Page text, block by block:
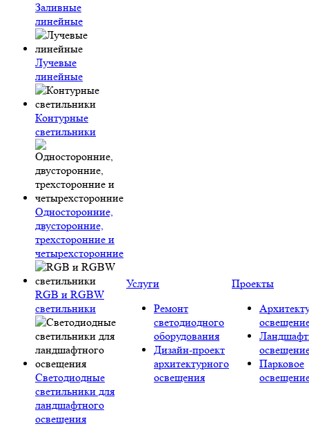
Заливные
линейные
Лучевые
линейные
Контурные
светильники
Односторонние,
двусторонние,
трехсторонние и
четырехсторонние
RGB и RGBW
светильники
Светодиодные
светильники для
ландшафтного
освещения
Услуги
Ремонт
светодиодного
оборудования
Дизайн-проект
архитектурного
освещения
Проекты
Парковое